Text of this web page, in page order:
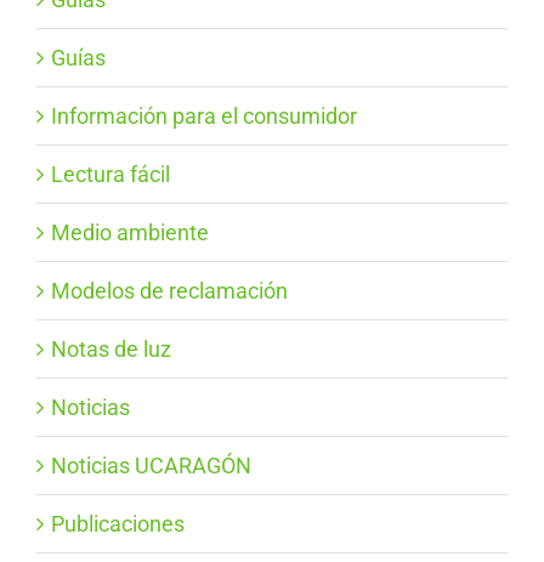
Guías
Información para el consumidor
Lectura fácil
Medio ambiente
Modelos de reclamación
Notas de luz
Noticias
Noticias UCARAGÓN
Publicaciones